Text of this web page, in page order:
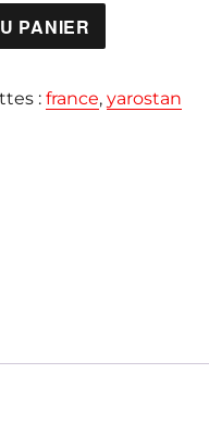
PANIER
:france,yarostan